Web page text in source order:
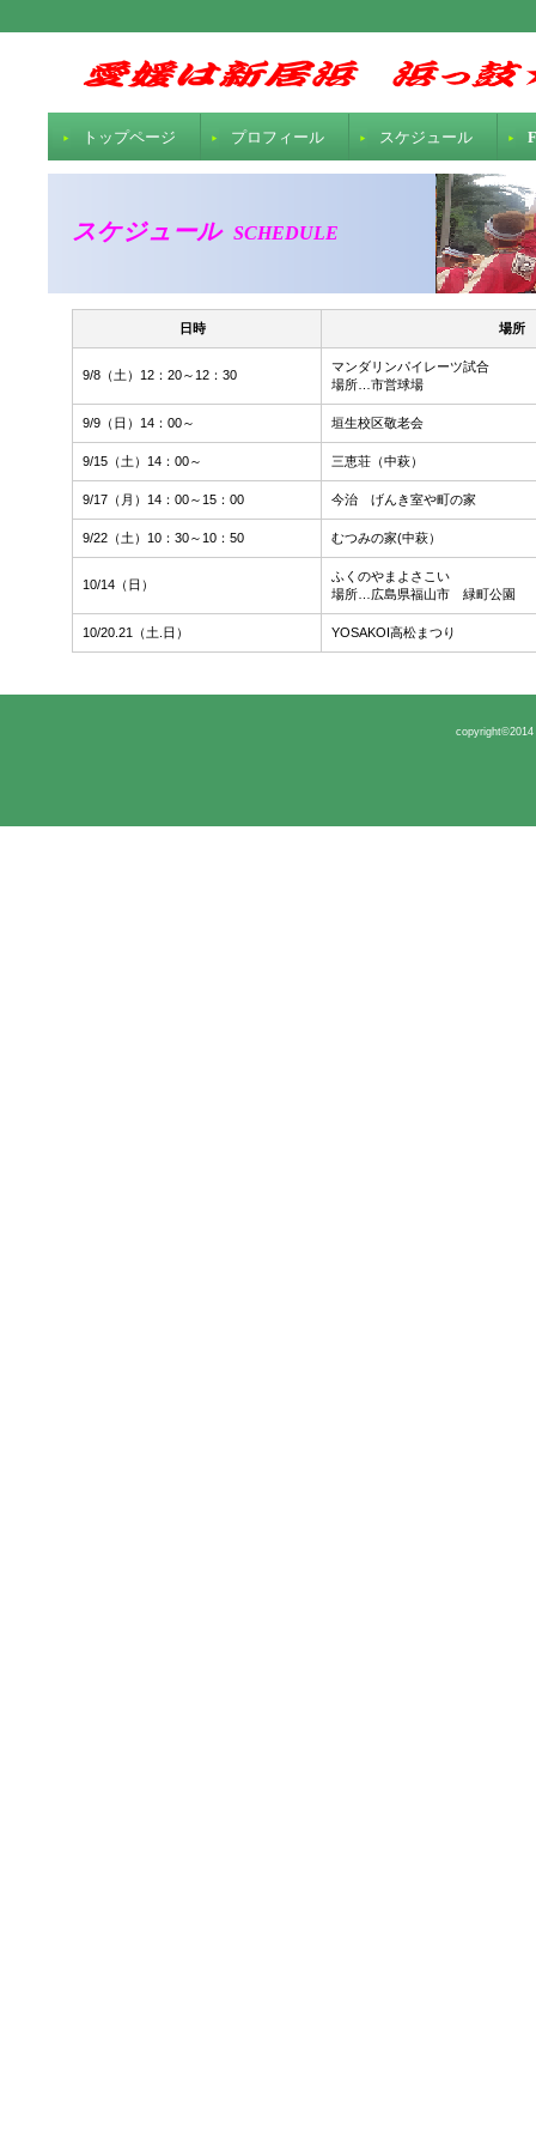
スケジュール SCHEDULE
日時 場所
9/8（土）12：20～12：30
マンダリンパイレーツ試合
場所…市営球場
9/9（日）14：00～ 垣生校区敬老会
9/15（土）14：00～ 三恵荘（中萩）
9/17（月）14：00～15：00 今治 げんき室や町の家
9/22（土）10：30～10：50 むつみの家(中萩）
10/14（日）
ふくのやまよさこい
場所…広島県福山市 緑町公園
10/20.21（土.日） YOSAKOI高松まつり
トップページ プロフィール スケジュール
copyright©2014